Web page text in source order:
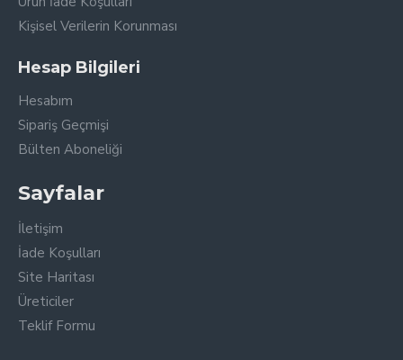
Kişisel Verilerin Korunması
Hesap Bilgileri
Hesabım
Sipariş Geçmişi
Bülten Aboneliği
Sayfalar
İletişim
İade Koşulları
Site Haritası
Üreticiler
Teklif Formu